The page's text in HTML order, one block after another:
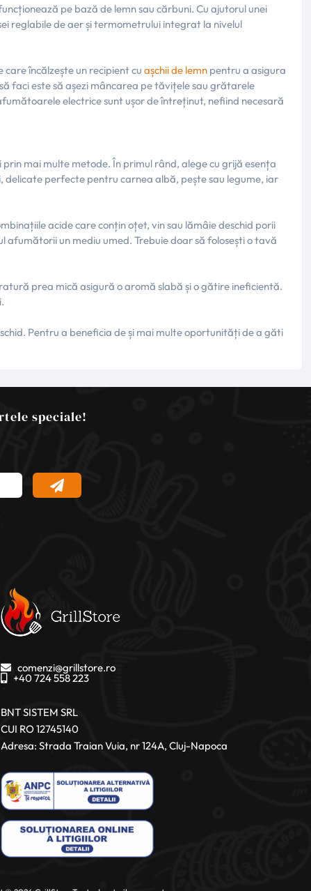
pe bază de lemn sau cărbuni. Cu ajutorul unei
reglabile de aer și termometrului integrat la nivelul
încălzește un recipient cuașchii de lemn pentru a asigura
faci este să așezi mâncarea pe tăvițele sau grătarele
electrice sunt ușor de întreținut, nefiind necesară
mai multe metode. În primul rând, alege cu grijă esența
delicate perfecte pentru carnea albă, pește sau legume, iar
acide care conțin oțet, vin sau lămâie deschid porii
un mediu umed. Trebuie doar să folosești o tavă
prea mică asigură o aromă slabă și o gătire ineficientă.
Pentru a beneficia de și mai multe oportunități de a găti
speciale!
comenzi@grillstore.ro
+40 724 558 223
BNT SISTEM SRL
CUI RO 12745140
Adresa: Strada Traian Vuia, nr 124A, Cluj-Napoca